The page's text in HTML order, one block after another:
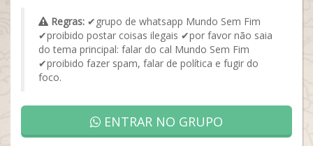
Regras: ✔grupo de whatsapp Mundo Sem Fim
✔proibido postar coisas ilegais ✔por favor não saia
do tema principal: falar do cal Mundo Sem Fim
✔proibido fazer spam, falar de política e fugir do
foco.
ENTRAR NO GRUPO